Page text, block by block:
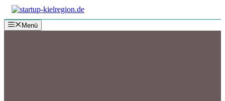
Zum
Inhalt
springenMenü